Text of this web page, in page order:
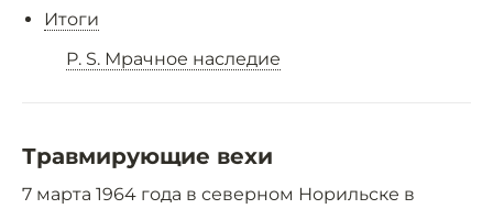
Итоги
P. S. Мрачное наследие
Травмирующие вехи
7 марта 1964 года в северном Норильске в